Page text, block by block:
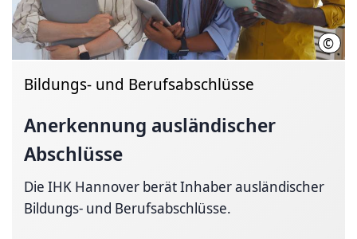
©
Bildungs- und Berufsabschlüsse
Anerkennung auslän­discher
Abschlüsse
Die IHK Hannover berät Inhaber ausländischer
Bildungs- und Berufsabschlüsse.